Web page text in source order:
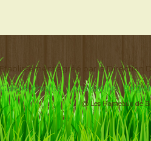
Etablissement agréé par la Direction
Galerie photos Localisation
@ Les Hameaux de